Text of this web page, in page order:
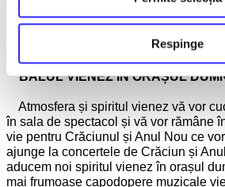
Respinge
internaționale. Anul acesta va evolua
profesorul și îndrumătorul luiMădălin
BALUL VIENEZ ÎN ORAȘUL
Atmosfera și spiritul vienez vă vor
în sala de spectacol și vă vor rămâne
vie pentru Crăciunul și Anul Nou ce
ajunge la concertele de Crăciun și
aducem noi spiritul vienez în orașul
mai frumoase capodopere muzicale